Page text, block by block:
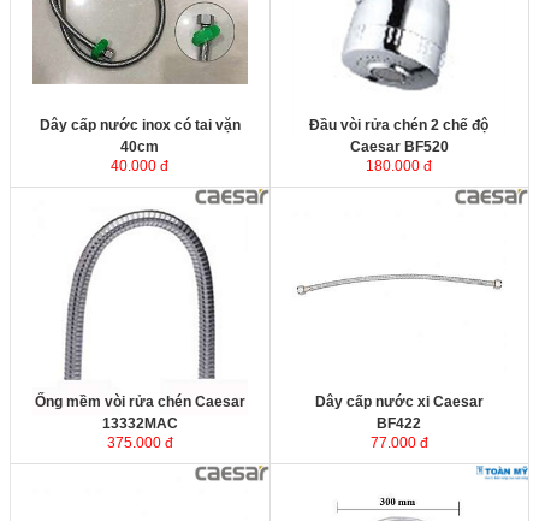
Dây cấp nước inox có tai vặn
40cm
40.000 đ
Đầu vòi rửa chén 2 chế độ
Caesar BF520
180.000 đ
Ống mềm vòi rửa chén Caesar
13332MAC
375.000 đ
Dây cấp nước xi Caesar
BF422
77.000 đ
Toàn Mỹ ( đường kính 30 cm